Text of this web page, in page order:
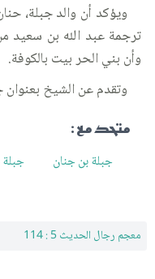
ويؤكد أن والد جبلة،
ترجمة عبد الله بن سعيد
وأن بني الحر بيت بالكوفة.
وتقدم عن الشيخ بعنوان
متحد مع :
جبلة بن جنان
معجم رجال الحديث 5 : 114